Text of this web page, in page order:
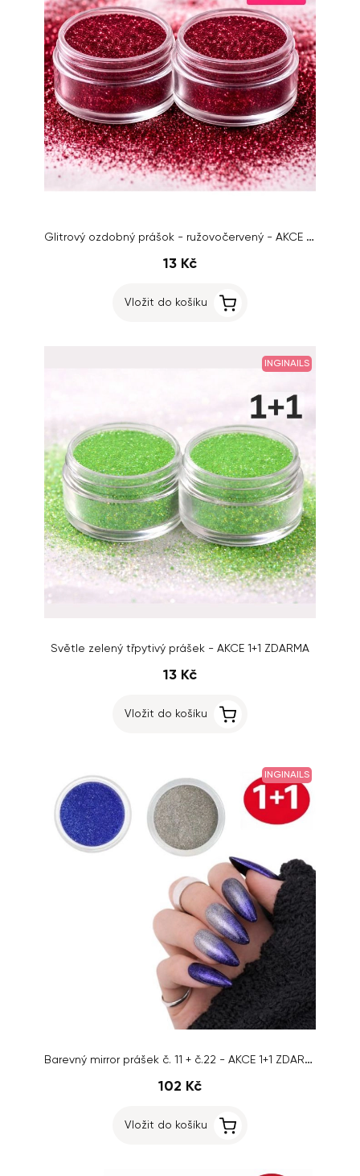
Glitrový ozdobný prášok - ružovočervený - AKCE 1+1 ZDARMA
13 Kč
Vložit do košíku
INGINAILS
Světle zelený třpytivý prášek - AKCE 1+1 ZDARMA
13 Kč
Vložit do košíku
INGINAILS
Barevný mirror prášek č. 11 + č.22 - AKCE 1+1 ZDARMA
102 Kč
Vložit do košíku